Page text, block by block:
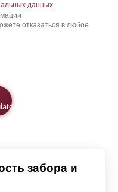
данных
отказаться в любое
забора и